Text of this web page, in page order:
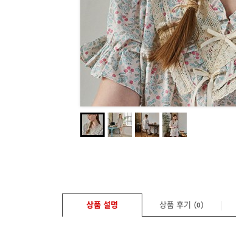
상품 설명 상품 후기 (0)